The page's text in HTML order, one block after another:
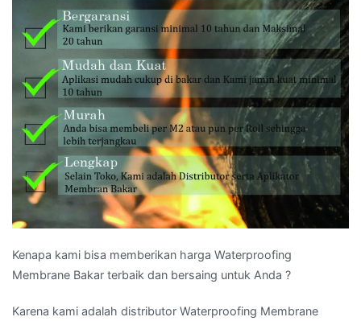
Kenapa kami bisa memberikan harga Waterproofing
Membrane Bakar terbaik dan bersaing untuk Anda ?
Karena kami adalah distributor Waterproofing Membrane